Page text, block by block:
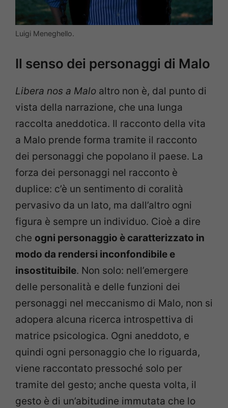
Luigi Meneghello.
Il senso dei personaggi di Malo
Libera nos a Malo altro non è, dal punto di
vista della narrazione, che una lunga
raccolta aneddotica. Il racconto della vita
a Malo prende forma tramite il racconto
dei personaggi che popolano il paese. La
forza dei personaggi nel racconto è
duplice: c’è un sentimento di coralità
pervasivo da un lato, ma dall’altro ogni
figura è sempre un individuo. Cioè a dire
che ogni personaggio è caratterizzato in
modo da rendersi inconfondibile e
insostituibile. Non solo: nell’emergere
delle personalità e delle funzioni dei
personaggi nel meccanismo di Malo, non si
adopera alcuna ricerca introspettiva di
matrice psicologica. Ogni aneddoto, e
quindi ogni personaggio che lo riguarda,
viene raccontato pressoché solo per
tramite del gesto; anche questa volta, il
gesto è di un’abitudine immutata che lo